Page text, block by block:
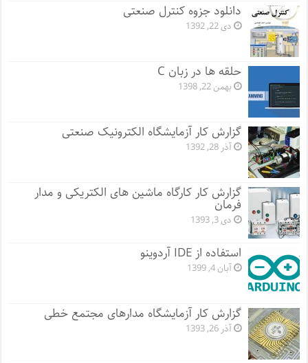
دانلود جزوه کنترل صنعتی
دی 22, 1392
حلقه ها در زبان C
بهمن 22, 1398
گزارش کار آزمایشگاه الکترونیک صنعتی
آذر 28, 1392
گزارش کار کارگاه ماشین های الکتریکی و مدار
فرمان
دی 3, 1393
استفاده از IDE آردوینو
آبان 4, 1399
گزارش کار آزمایشگاه مدارهای مجتمع خطی
آذر 26, 1393